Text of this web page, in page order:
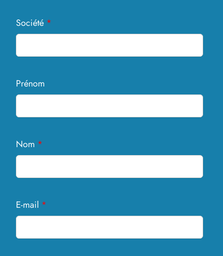
Société *
Prénom
Nom *
E-mail *